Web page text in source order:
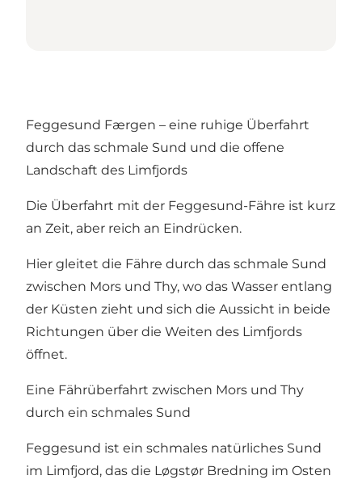
Feggesund Færgen – eine ruhige Überfahrt
durch das schmale Sund und die offene
Landschaft des Limfjords
Die Überfahrt mit der Feggesund-Fähre ist kurz
an Zeit, aber reich an Eindrücken.
Hier gleitet die Fähre durch das schmale Sund
zwischen Mors und Thy, wo das Wasser entlang
der Küsten zieht und sich die Aussicht in beide
Richtungen über die Weiten des Limfjords
öffnet.
Eine Fährüberfahrt zwischen Mors und Thy
durch ein schmales Sund
Feggesund ist ein schmales natürliches Sund
im Limfjord, das die Løgstør Bredning im Osten